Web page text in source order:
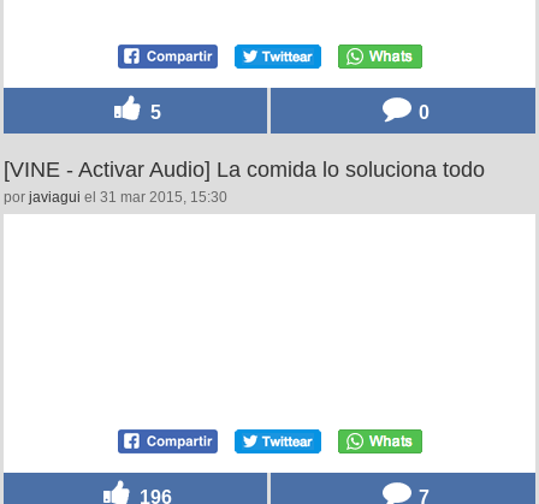
5 0
[VINE - Activar Audio] La comida lo soluciona todo
por javiagui el 31 mar 2015, 15:30
196 7